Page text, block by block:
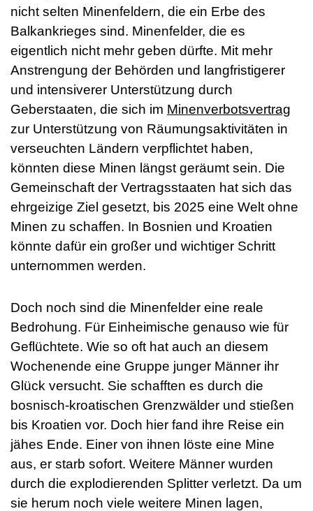
nicht selten Minenfeldern, die ein Erbe des
Balkankrieges sind. Minenfelder, die es
eigentlich nicht mehr geben dürfte. Mit mehr
Anstrengung der Behörden und langfristigerer
und intensiverer Unterstützung durch
Geberstaaten, die sich im Minenverbotsvertrag
zur Unterstützung von Räumungsaktivitäten in
verseuchten Ländern verpflichtet haben,
könnten diese Minen längst geräumt sein. Die
Gemeinschaft der Vertragsstaaten hat sich das
ehrgeizige Ziel gesetzt, bis 2025 eine Welt ohne
Minen zu schaffen. In Bosnien und Kroatien
könnte dafür ein großer und wichtiger Schritt
unternommen werden.
Doch noch sind die Minenfelder eine reale
Bedrohung. Für Einheimische genauso wie für
Geflüchtete. Wie so oft hat auch an diesem
Wochenende eine Gruppe junger Männer ihr
Glück versucht. Sie schafften es durch die
bosnisch-kroatischen Grenzwälder und stießen
bis Kroatien vor. Doch hier fand ihre Reise ein
jähes Ende. Einer von ihnen löste eine Mine
aus, er starb sofort. Weitere Männer wurden
durch die explodierenden Splitter verletzt. Da um
sie herum noch viele weitere Minen lagen,